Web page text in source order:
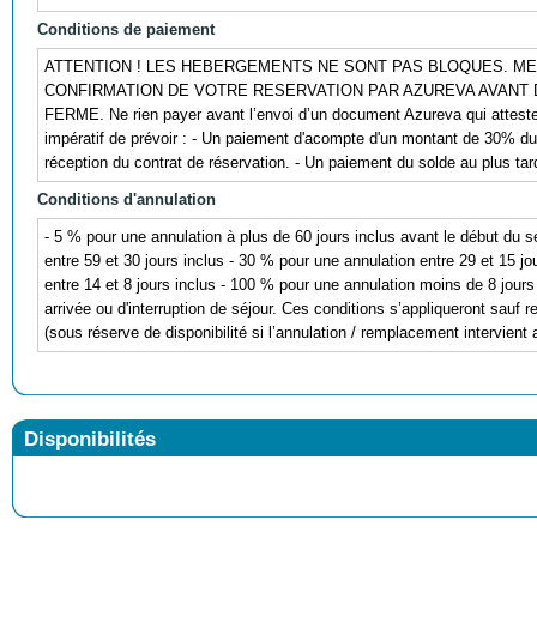
Conditions de paiement
ATTENTION ! LES HEBERGEMENTS NE SONT PAS BLOQUES.
CONFIRMATION DE VOTRE RESERVATION PAR AZUREVA
FERME. Ne rien payer avant l’envoi d’un document Azureva qui
impératif de prévoir : - Un paiement d'acompte d'un montant de 30%
réception du contrat de réservation. - Un paiement du solde au plus
Conditions d'annulation
- 5 % pour une annulation à plus de 60 jours inclus avant le début du
entre 59 et 30 jours inclus - 30 % pour une annulation entre 29 et 15
entre 14 et 8 jours inclus - 100 % pour une annulation moins de 8
arrivée ou d'interruption de séjour. Ces conditions s’appliqueront sauf
(sous réserve de disponibilité si l’annulation / remplacement intervient
Disponibilités